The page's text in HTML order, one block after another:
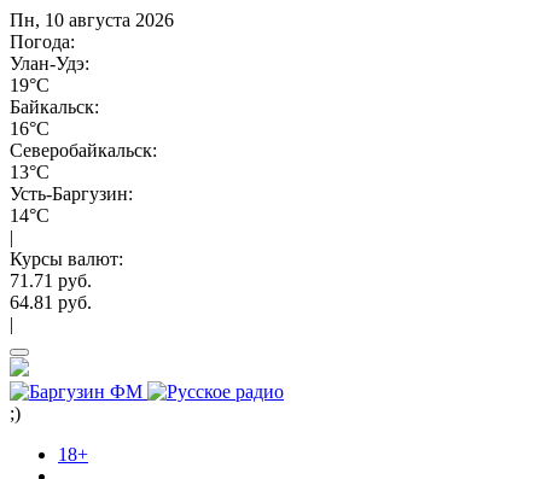
Пн, 10 августа 2026
Погода:
Улан-Удэ:
19°C
Байкальск:
16°C
Северобайкальск:
13°C
Усть-Баргузин:
14°C
|
Курсы валют:
71.71 руб.
64.81 руб.
|
;)
18+